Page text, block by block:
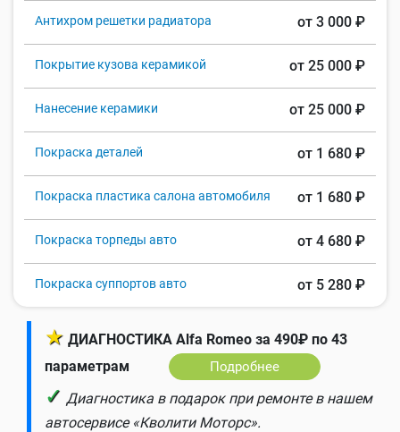
Антихром решетки радиатора от 3 000 ₽
Покрытие кузова керамикой от 25 000 ₽
Нанесение керамики от 25 000 ₽
Покраска деталей от 1 680 ₽
Покраска пластика салона автомобиля от 1 680 ₽
Покраска торпеды авто от 4 680 ₽
Покраска суппортов авто от 5 280 ₽
★ ДИАГНОСТИКА Alfa Romeo за 490₽ по 43
параметрам
Подробнее
✓ Диагностика в подарок при ремонте в нашем
автосервисе «Кволити Моторс».